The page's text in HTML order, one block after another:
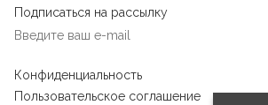
Подписаться на рассылку
Конфиденциальность
Пользовательское соглашение